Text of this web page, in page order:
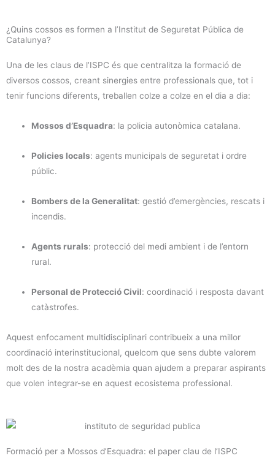
¿Quins cossos es formen a l’Institut de Seguretat Pública de
Catalunya?
Una de les claus de l’ISPC és que centralitza la formació de
diversos cossos, creant sinergies entre professionals que, tot i
tenir funcions diferents, treballen colze a colze en el dia a dia:
Mossos d’Esquadra: la policia autonòmica catalana.
Policies locals: agents municipals de seguretat i ordre
públic.
Bombers de la Generalitat: gestió d’emergències, rescats i
incendis.
Agents rurals: protecció del medi ambient i de l’entorn
rural.
Personal de Protecció Civil: coordinació i resposta davant
catàstrofes.
Aquest enfocament multidisciplinari contribueix a una millor
coordinació interinstitucional, quelcom que sens dubte valorem
molt des de la nostra acadèmia quan ajudem a preparar aspirants
que volen integrar-se en aquest ecosistema professional.
Formació per a Mossos d’Esquadra: el paper clau de l’ISPC